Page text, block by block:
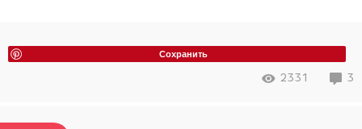
Сохранить
2331 3